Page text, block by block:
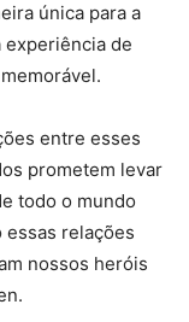
única para a
experiência de
entre esses
prometem levar
todo o mundo
essas relações
nossos heróis